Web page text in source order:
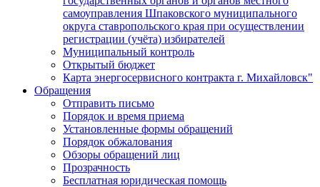
самоуправления Шпаковского муниципального
округа ставропольского края при осуществлении
регистрации (учёта) избирателей
Муниципальный контроль
Открытый бюджет
Карта энергосервисного контракта г. Михайловск"
Обращения
Отправить письмо
Порядок и время приема
Установленные формы обращений
Порядок обжалования
Обзоры обращений лиц
Прозрачность
Бесплатная юридическая помощь